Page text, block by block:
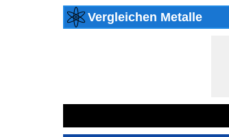
Vergleichen Metalle